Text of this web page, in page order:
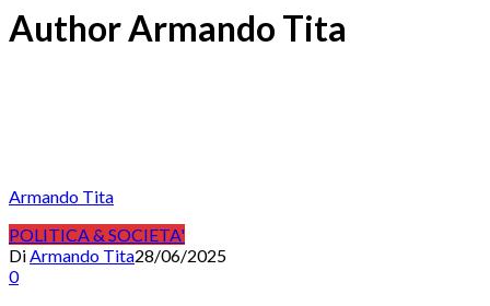
AuthorArmando Tita
Armando Tita
POLITICA & SOCIETA'
DiArmando Tita28/06/2025
0